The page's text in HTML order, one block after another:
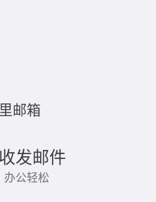
邮箱
发邮件
办公轻松